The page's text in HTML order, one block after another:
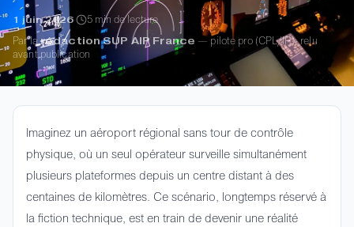
1 juin 2026·
5 min de lecture
Par larédaction SUP AIP France — pilote pro (CPL/IR), relu
avant publication
Imaginez un aéroport régional sans tour de contrôle
physique, où un seul opérateur surveille simultanément
plusieurs plateformes depuis un centre distant à des
centaines de kilomètres. Ce scénario, longtemps réservé à
la fiction technique, est en train de devenir une réalité